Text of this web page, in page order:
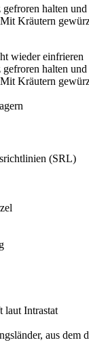
halten
Kräutern
wieder einfrieren
halten
Kräutern
(SRL)
laut Intrastat
aus dem